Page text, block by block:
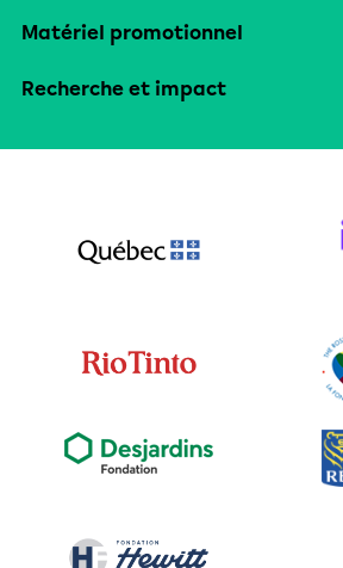
Matériel promotionnel
Recherche et impact